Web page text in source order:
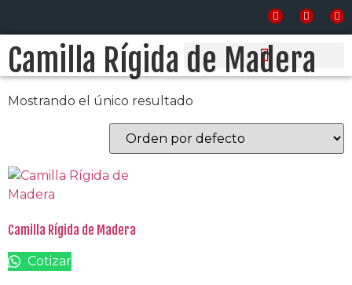
Camilla Rígida de Madera
Mostrando el único resultado
Camilla Rígida de Madera
Cotizar